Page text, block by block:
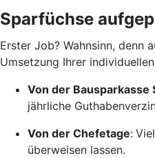
Sparfüchse
Erster Job? Wahnsinn, denn
Umsetzung Ihrer
Von der Bausparkasse
jährliche
Von der Chefetage:
überweisen lassen.